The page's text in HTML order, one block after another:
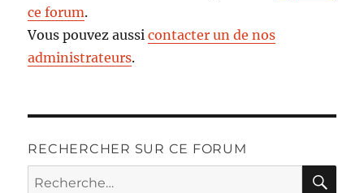
ce forum.
Vous pouvez aussicontacter un de nos
administrateurs.
RECHERCHER SUR CE FORUM
Recherche